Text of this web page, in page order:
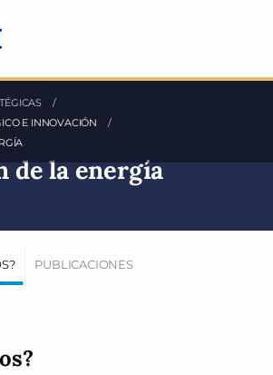
principal
E INNOVACIÓN
de la energía
PUBLICACIONES